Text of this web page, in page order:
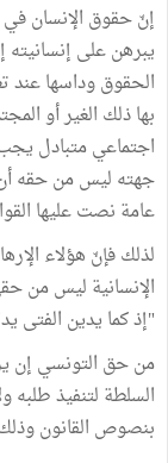
إنّ حقوق الإنسان
يبرهن على
الحقوق وداسها عند
بها ذلك الغير أو
اجتماعي متبادل
جهته ليس من حقه
عامة نصت عليها
لذلك فإنّ هؤلاء
الإنسانية ليس من
"إذ كما يدين الفتى
من حق التونسي إن
السلطة لتنفيذ
بنصوص القانون